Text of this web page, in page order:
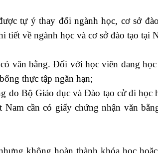
tự ý thay đổi ngành học, cơ sở
về ngành học và cơ sở đào tạo tại
văn bằng. Đối với học viên đang học
thực tập ngắn hạn;
do Bộ Giáo dục và Đào tạo cử đi học
cần có giấy chứng nhận văn
không hoàn thành khóa học